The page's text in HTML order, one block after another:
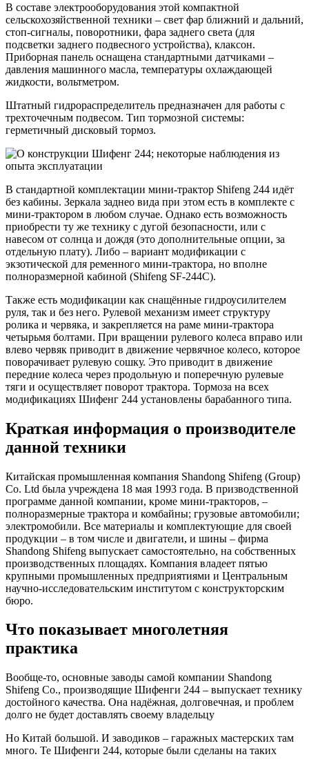
В составе электрооборудования этой компактной
сельскохозяйственной техники – свет фар ближний и дальний,
стоп-сигналы, поворотники, фара заднего света (для
подсветки заднего подвесного устройства), клаксон.
Приборная панель оснащена стандартными датчиками –
давления машинного масла, температуры охлаждающей
жидкости, вольтметром.
Штатный гидрораспределитель предназначен для работы с
трехточечным подвесом. Тип тормозной системы:
герметичный дисковый тормоз.
В стандартной комплектации мини-трактор Shifeng 244 идёт
без кабины. Зеркала заднео вида при этом есть в комплекте с
мини-трактором в любом случае. Однако есть возможность
приобрести ту же технику с дугой безопасности, или с
навесом от солнца и дождя (это дополнительные опции, за
отдельную плату). Либо – вариант модификации с
экзотической для ременного мини-трактора, но вполне
полноразмерной кабиной (Shifeng SF-244С).
Также есть модификации как снащённые гидроусилителем
руля, так и без него. Рулевой механизм имеет структуру
ролика и червяка, и закрепляется на раме мини-трактора
четырьмя болтами. При вращении рулевого колеса вправо или
влево червяк приводит в движение червячное колесо, которое
поворачивает рулевую сошку. Это приводит в движение
передние колеса через продольную и поперечную рулевые
тяги и осуществляет поворот трактора. Тормоза на всех
модификациях Шифенг 244 установлены барабанного типа.
Краткая информация о производителе
данной техники
Китайская промышленная компания Shandong Shifeng (Group)
Co. Ltd была учреждена 18 мая 1993 года. В призводственной
программе данной компании, кроме мини-тракторов, –
полноразмерные трактора и комбайны; грузовые автомобили;
электромобили. Все материалы и комплектующие для своей
продукции – в том числе и двигатели, и шины – фирма
Shandong Shifeng выпускает самостоятельно, на собственных
производственных площадях. Компания владеет пятью
крупными промышленных предприятиями и Центральным
научно-исследовательским институтом с конструкторским
бюро.
Что показывает многолетняя
практика
Вообще-то, основные заводы самой компании Shandong
Shifeng Co., производящие Шифенги 244 – выпускает технику
достойного качества. Она надёжная, долговечная, и проблем
долго не будет доставлять своему владельцу
Но Китай большой. И заводиков – гаражных мастерских там
много. Те Шифенги 244, которые были сделаны на таких